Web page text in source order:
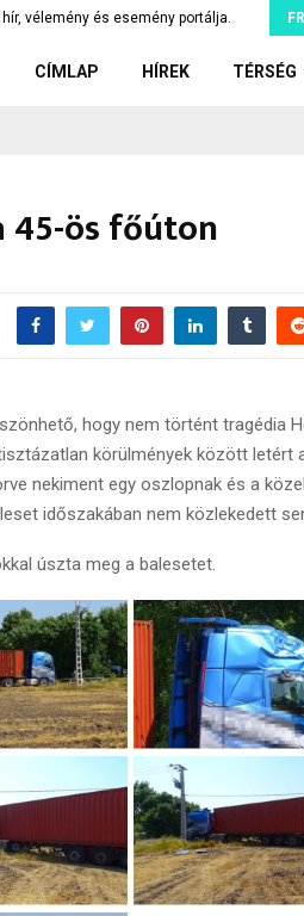
vélemény és esemény portálja.
szó nélkül, ami…
CÍMLAP HÍREK TÉRSÉG
45-ös főúton
hogy nem történt tragédia
körülmények között letért
nekiment egy oszlopnak és a
időszakában nem közlekedett
úszta meg a balesetet.